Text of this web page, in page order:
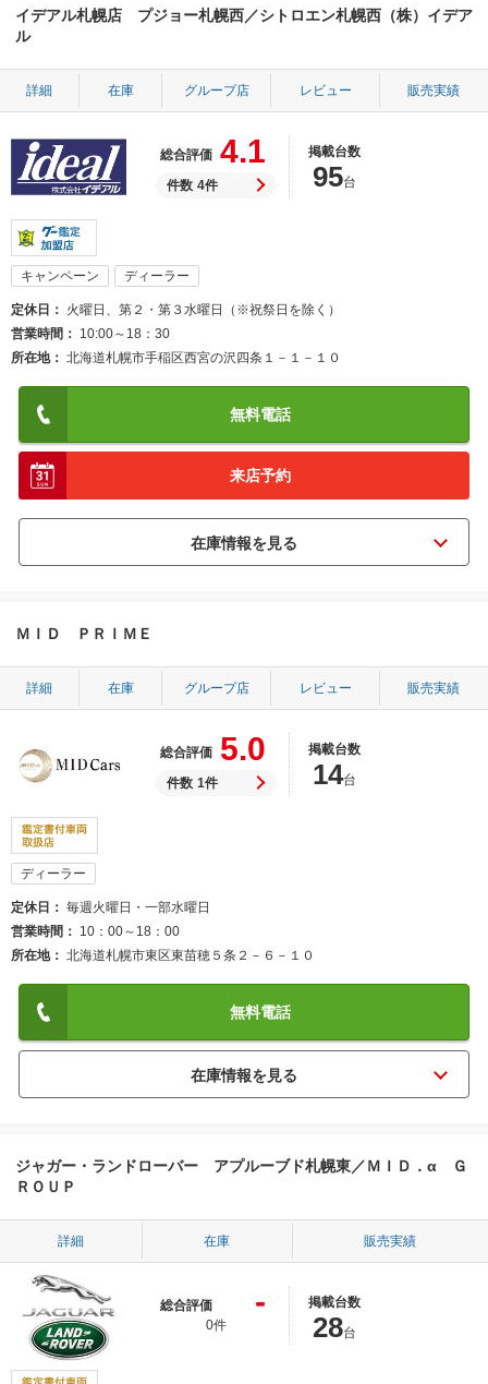
イデアル札幌店 プジョー札幌西／シトロエン札幌西（株）イデア
ル
詳細 在庫 グループ店 レビュー 販売実績
総合評価 4.1
件数 4件
掲載台数
95台
キャンペーン ディーラー
定休日
火曜日、第２・第３水曜日（※祝祭日を除く）
営業時間
10:00～18：30
所在地
北海道札幌市手稲区西宮の沢四条１－１－１０
無料電話
来店予約
ＭＩＤ ＰＲＩＭＥ
詳細 在庫 グループ店 レビュー 販売実績
総合評価 5.0
件数 1件
掲載台数
14台
ディーラー
定休日
毎週火曜日・一部水曜日
営業時間
10：00～18：00
所在地
北海道札幌市東区東苗穂５条２－６－１０
無料電話
ジャガー・ランドローバー アプルーブド札幌東／ＭＩＤ．α Ｇ
ＲＯＵＰ
詳細 在庫 販売実績
総合評価 -
0件
掲載台数
28台